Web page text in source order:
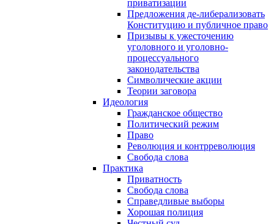
приватизации
Предложения де-либерализовать
Конституцию и публичное право
Призывы к ужесточению
уголовного и уголовно-
процессуального
законодательства
Символические акции
Теории заговора
Идеология
Гражданское общество
Политический режим
Право
Революция и контрреволюция
Свобода слова
Практика
Приватность
Свобода слова
Справедливые выборы
Хорошая полиция